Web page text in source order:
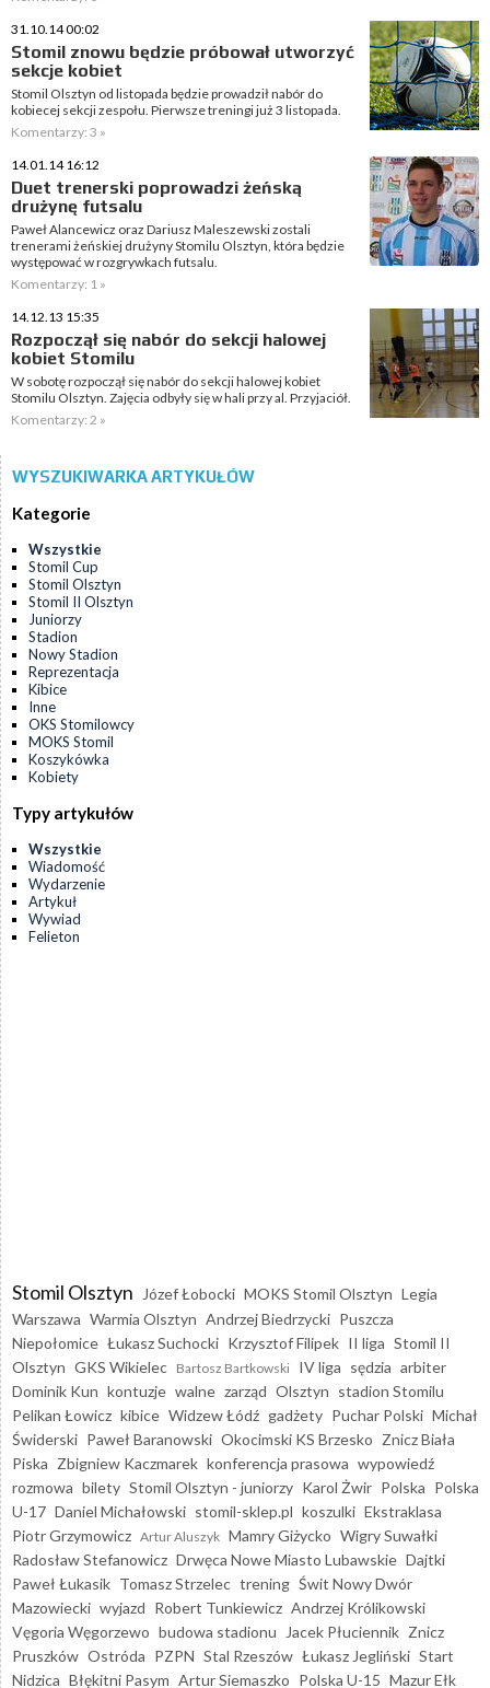
31.10.14 00:02
Stomil znowu będzie próbował utworzyć
sekcje kobiet
Stomil Olsztyn od listopada będzie prowadził nabór do
kobiecej sekcji zespołu. Pierwsze treningi już 3 listopada.
Komentarzy: 3 »
14.01.14 16:12
Duet trenerski poprowadzi żeńską
drużynę futsalu
Paweł Alancewicz oraz Dariusz Maleszewski zostali
trenerami żeńskiej drużyny Stomilu Olsztyn, która będzie
występować w rozgrywkach futsalu.
Komentarzy: 1 »
14.12.13 15:35
Rozpoczął się nabór do sekcji halowej
kobiet Stomilu
W sobotę rozpoczął się nabór do sekcji halowej kobiet
Stomilu Olsztyn. Zajęcia odbyły się w hali przy al. Przyjaciół.
Komentarzy: 2 »
WYSZUKIWARKA ARTYKUŁÓW
Kategorie
Wszystkie
Stomil Cup
Stomil Olsztyn
Stomil II Olsztyn
Juniorzy
Stadion
Nowy Stadion
Reprezentacja
Kibice
Inne
OKS Stomilowcy
MOKS Stomil
Koszykówka
Kobiety
Typy artykułów
Wszystkie
Wiadomość
Wydarzenie
Artykuł
Wywiad
Felieton
Stomil Olsztyn Józef Łobocki MOKS Stomil Olsztyn Legia
Warszawa Warmia Olsztyn Andrzej Biedrzycki Puszcza
Niepołomice Łukasz Suchocki Krzysztof Filipek II liga Stomil II
Olsztyn GKS Wikielec Bartosz Bartkowski IV liga sędzia arbiter
Dominik Kun kontuzje walne zarząd Olsztyn stadion Stomilu
Pelikan Łowicz kibice Widzew Łódź gadżety Puchar Polski Michał
Świderski Paweł Baranowski Okocimski KS Brzesko Znicz Biała
Piska Zbigniew Kaczmarek konferencja prasowa wypowiedź
rozmowa bilety Stomil Olsztyn - juniorzy Karol Żwir Polska Polska
U-17 Daniel Michałowski stomil-sklep.pl koszulki Ekstraklasa
Piotr Grzymowicz Artur Aluszyk Mamry Giżycko Wigry Suwałki
Radosław Stefanowicz Drwęca Nowe Miasto Lubawskie Dajtki
Paweł Łukasik Tomasz Strzelec trening Świt Nowy Dwór
Mazowiecki wyjazd Robert Tunkiewicz Andrzej Królikowski
Vęgoria Węgorzewo budowa stadionu Jacek Płuciennik Znicz
Pruszków Ostróda PZPN Stal Rzeszów Łukasz Jegliński Start
Nidzica Błękitni Pasym Artur Siemaszko Polska U-15 Mazur Ełk